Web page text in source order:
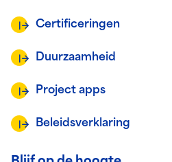
Certificeringen
Duurzaamheid
Project apps
Beleidsverklaring